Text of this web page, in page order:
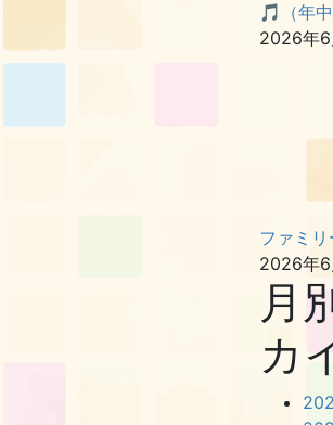
🎵（年中
2026年
ファミ
2026年
月
カ